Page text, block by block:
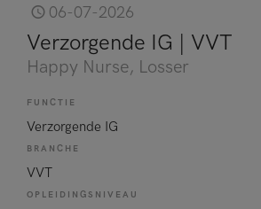
06-07-2026
Verzorgende IG | VVT
Happy Nurse, Losser
FUNCTIE
Verzorgende IG
BRANCHE
VVT
OPLEIDINGSNIVEAU